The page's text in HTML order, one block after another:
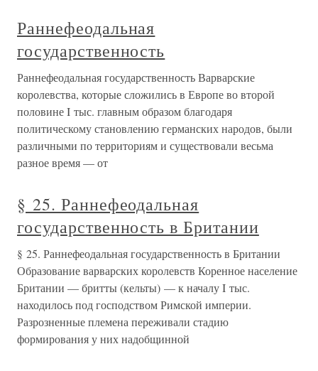
Раннефеодальная
государственность
Раннефеодальная государственность Варварские
королевства, которые сложились в Европе во второй
половине I тыс. главным образом благодаря
политическому становлению германских народов, были
различными по территориям и существовали весьма
разное время — от
§ 25. Раннефеодальная
государственность в Британии
§ 25. Раннефеодальная государственность в Британии
Образование варварских королевств Коренное население
Британии — бритты (кельты) — к началу I тыс.
находилось под господством Римской империи.
Разрозненные племена переживали стадию
формирования у них надобщинной